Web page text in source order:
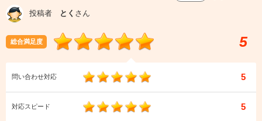
投稿者 とく さん
総合満足度 5
問い合わせ対応 5
対応スピード 5